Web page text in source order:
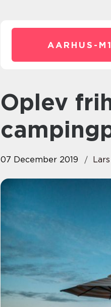
AARHUS-
Oplev friheden på Danmarks
07 December 2019